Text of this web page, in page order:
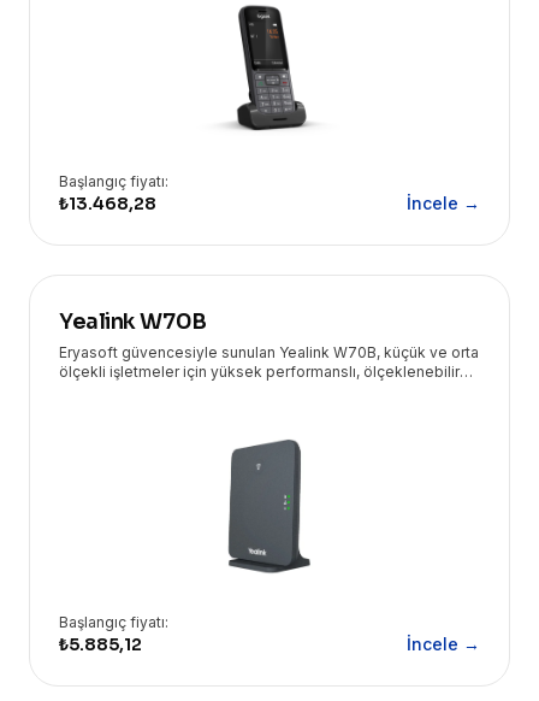
Başlangıç fiyatı:
₺13.468,28 İncele →
Yealink W70B
Eryasoft güvencesiyle sunulan Yealink W70B, küçük ve orta
ölçekli işletmeler için yüksek performanslı, ölçeklenebilir
Başlangıç fiyatı:
₺5.885,12 İncele →